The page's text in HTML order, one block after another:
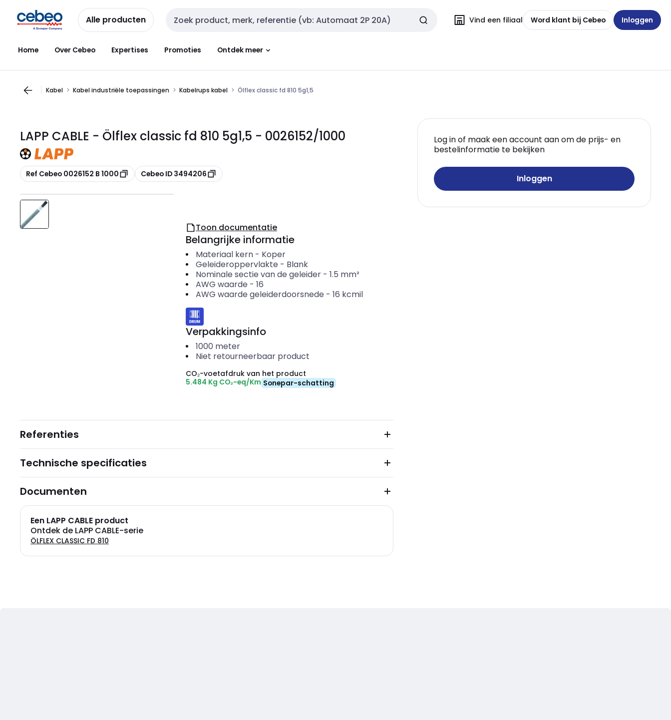
naar
navigatie
naar
inhoud
Alle producten Zoekveld invoer Vind een filiaal Word klant bij Cebeo Inloggen
Home Over Cebeo Expertises Promoties Ontdek meer
Kabel Kabel industriële toepassingen Kabelrups kabel Ölflex classic fd 810 5g1,5
LAPP CABLE - Ölflex classic fd 810 5g1,5 - 0026152/1000
Kopiëren
Ref Cebeo 0026152 B 1000 Kopiëren
Cebeo ID 3494206
Log in of maak een account aan om de prijs- en
bestelinformatie te bekijken
Inloggen
Toon documentatie
Belangrijke informatie
Materiaal kern- Koper
Geleideroppervlakte - Blank
Nominale sectie van de geleider- 1.5 mm²
AWG waarde - 16
AWG waarde geleiderdoorsnede - 16 kcmil
Verpakkingsinfo
1000 meter
Niet retourneerbaar product
CO₂-voetafdruk van het product
5.484 Kg CO₂-eq/Km Sonepar-schatting
Referenties
Technische specificaties
Documenten
Een LAPP CABLE product
Ontdek de LAPP CABLE-serie
ÖLFLEX CLASSIC FD 810